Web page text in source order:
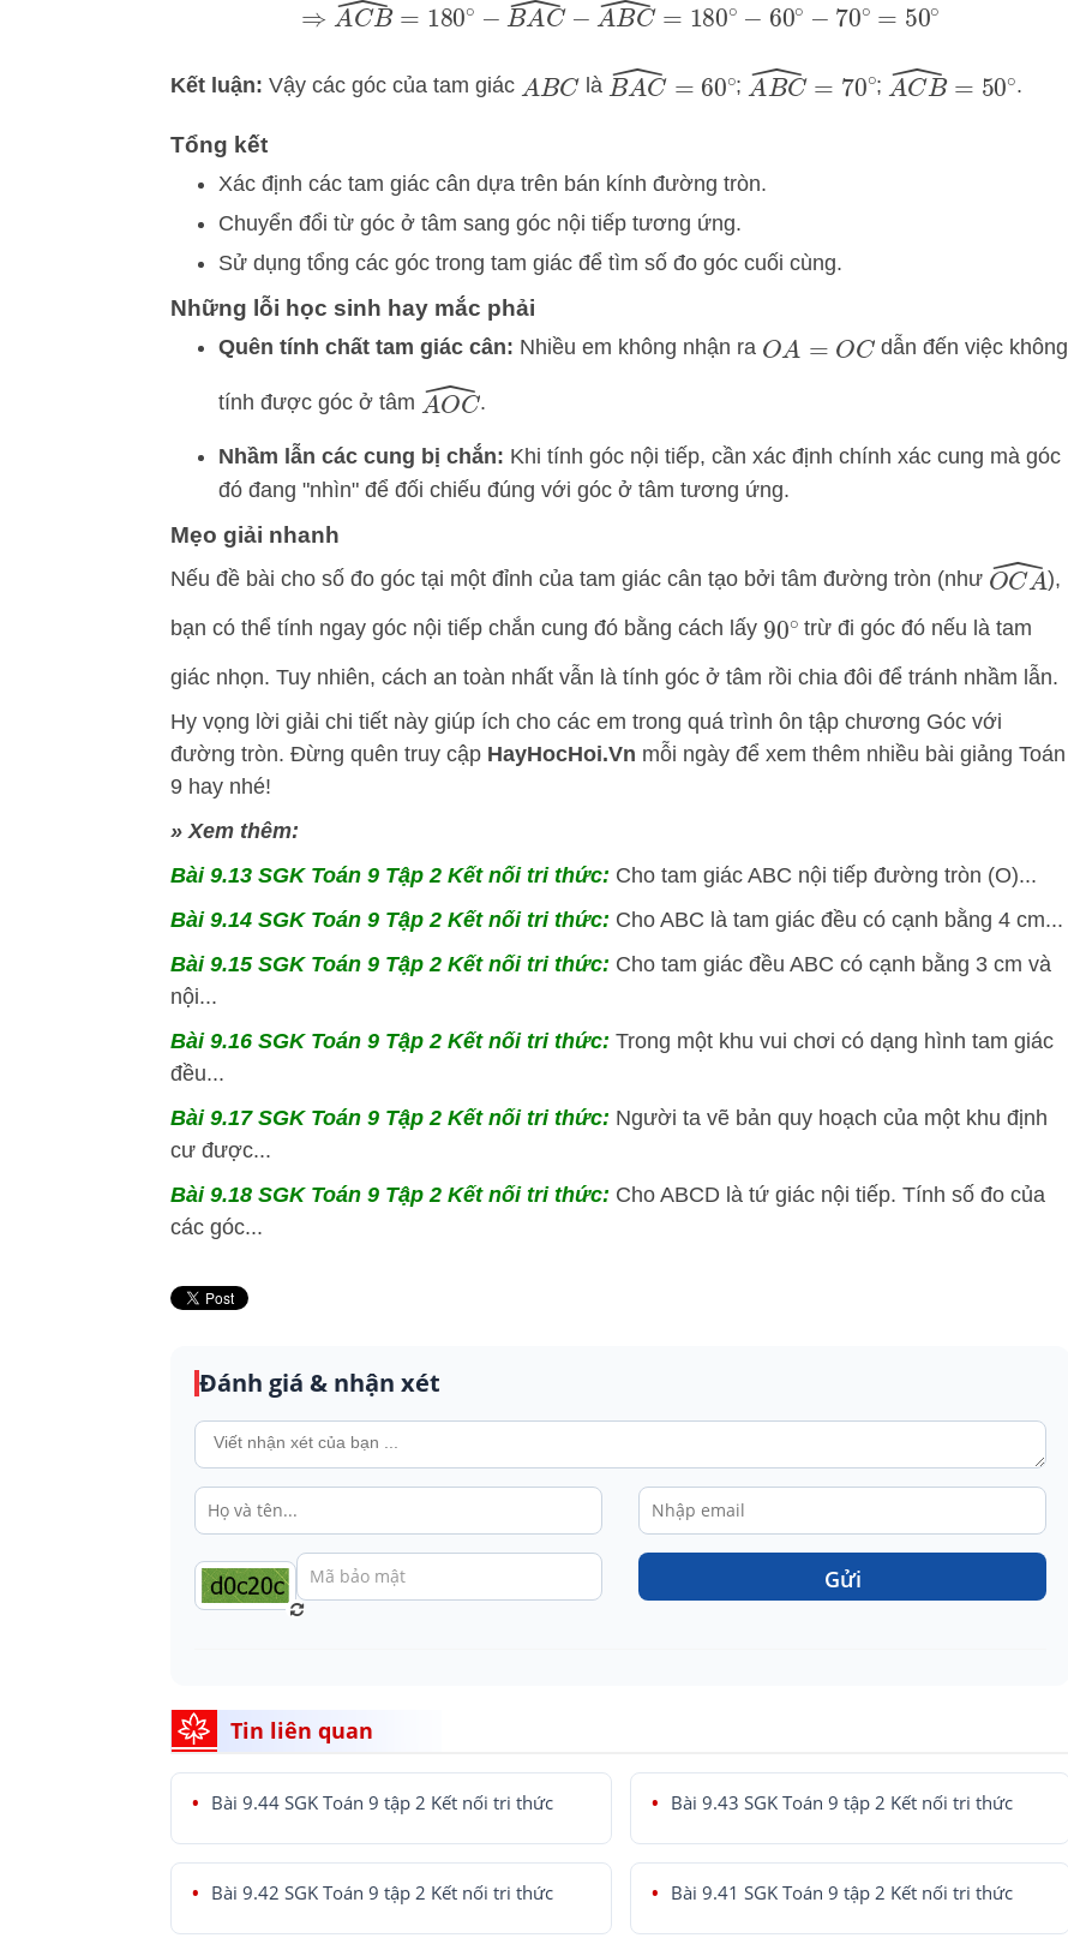
⇒ACB^=180∘− BAC^ −ABC^=180∘−60∘− 70∘=50 ∘
Kết luận: Vậy các góc của tam giác ABClà BAC^ =60∘; A BC^=70∘; ACB^=50∘.
Tổng kết
Xác định các tam giác cân dựa trên bán kính đường tròn.
Chuyển đổi từ góc ở tâm sang góc nội tiếp tương ứng.
Sử dụng tổng các góc trong tam giác để tìm số đo góc cuối cùng.
Những lỗi học sinh hay mắc phải
Quên tính chất tam giác cân: Nhiều em không nhận ra OA =O C dẫn đến việc không
tính được góc ở tâm AOC^
.
Nhầm lẫn các cung bị chắn: Khi tính góc nội tiếp, cần xác định chính xác cung mà góc
đó đang "nhìn" để đối chiếu đúng với góc ở tâm tương ứng.
Mẹo giải nhanh
Nếu đề bài cho số đo góc tại một đỉnh của tam giác cân tạo bởi tâm đường tròn (như OCA^
),
bạn có thể tính ngay góc nội tiếp chắn cung đó bằng cách lấy 90∘trừ đi góc đó nếu là tam
giác nhọn. Tuy nhiên, cách an toàn nhất vẫn là tính góc ở tâm rồi chia đôi để tránh nhầm lẫn.
Hy vọng lời giải chi tiết này giúp ích cho các em trong quá trình ôn tập chương Góc với
đường tròn. Đừng quên truy cập HayHocHoi.Vn mỗi ngày để xem thêm nhiều bài giảng Toán
9 hay nhé!
» Xem thêm:
Bài 9.13 SGKToán 9 Tập 2 Kết nối tri thức: Cho tam giác ABC nội tiếp đường tròn (O)...
Bài 9.14 SGKToán 9 Tập 2 Kết nối tri thức: Cho ABC là tam giác đều có cạnh bằng 4 cm...
Bài 9.15 SGKToán 9 Tập 2 Kết nối tri thức: Cho tam giác đều ABC có cạnh bằng 3 cm và
nội...
Bài 9.16 SGKToán 9 Tập 2 Kết nối tri thức: Trong một khu vui chơi có dạng hình tam giác
đều...
Bài 9.17 SGKToán 9 Tập 2 Kết nối tri thức: Người ta vẽ bản quy hoạch của một khu định
cư được...
Bài 9.18 SGKToán 9 Tập 2 Kết nối tri thức: Cho ABCD là tứ giác nội tiếp. Tính số đo của
các góc...
Đánh giá & nhận xét
Gửi
Tin liên quan
Bài 9.44 SGK Toán 9 tập 2 Kết nối tri thức Bài 9.43 SGK Toán 9 tập 2 Kết nối tri thức
Bài 9.42 SGK Toán 9 tập 2 Kết nối tri thức Bài 9.41 SGK Toán 9 tập 2 Kết nối tri thức